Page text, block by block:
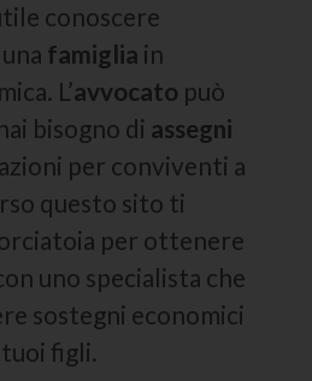
conoscere
famiglia in
L’avvocato può
bisogno di assegni
per conviventi a
questo sito ti
per ottenere
uno specialista che
sostegni economici
figli.